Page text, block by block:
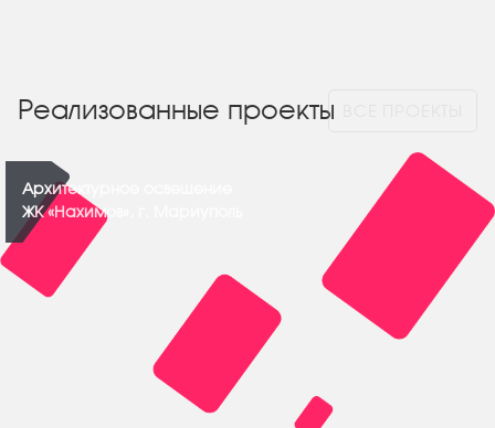
Реализованные проекты
Архитектурное освещение
ЖК «Нахимов», г. Мариуполь